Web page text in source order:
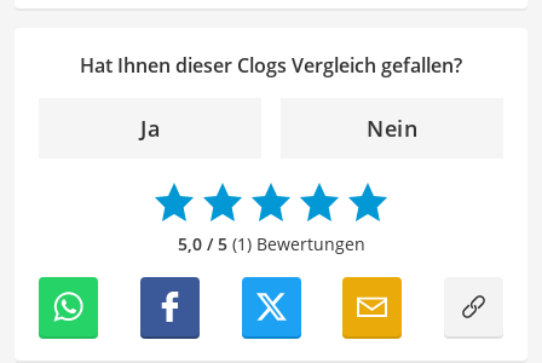
Autoren dabei zu helfen, ihre Botschaften klar und
das geschriebene Wort und meine breitgefächerten
Interessen, bringe ich frische Perspektiven sowie neue
Ideen in den Lektoratsprozess ein, um sicherzustellen,
dass die Texte sowohl qualitativ hochwertig als auch
ansprechend sind.
Hat Ihnen dieser Clogs Vergleich gefallen?
Ja Nein
5,0 / 5(1) Bewertungen